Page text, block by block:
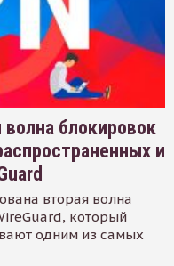
блокировок
и
вторая волна
который
одним из самых